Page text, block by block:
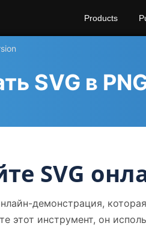
Products
SVG в
SVG
демонстрация,
этот инструмент, он